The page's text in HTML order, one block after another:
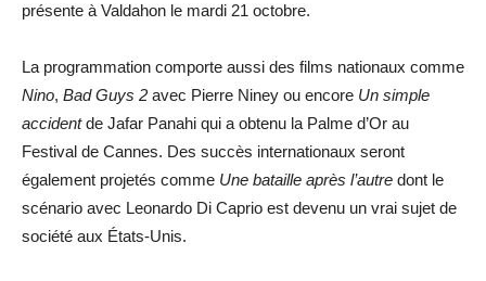
présente à Valdahon le mardi 21 octobre.
La programmation comporte aussi des films nationaux comme
Nino, Bad Guys 2 avec Pierre Niney ou encore Un simple
accidentde Jafar Panahi qui a obtenu la Palme d’Or au
Festival de Cannes. Des succès internationaux seront
également projetés comme Une bataille après l’autre dont le
scénario avec Leonardo Di Caprio est devenu un vrai sujet de
société aux États-Unis.